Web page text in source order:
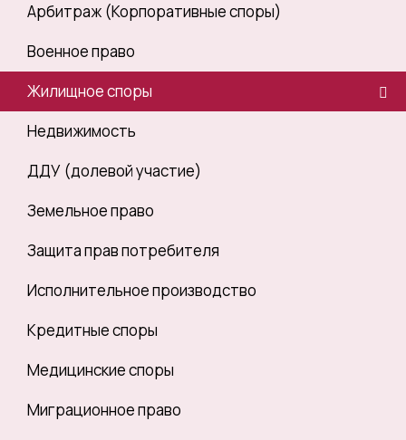
Арбитраж (Корпоративные споры)
Военное право
Жилищное споры
Недвижимость
ДДУ (долевой участие)
Земельное право
Защита прав потребителя
Исполнительное производство
Кредитные споры
Медицинские споры
Миграционное право